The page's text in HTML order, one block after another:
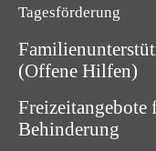
Tagesförderung
(Offene Hilfen)
Freizeitangebote
Behinderung